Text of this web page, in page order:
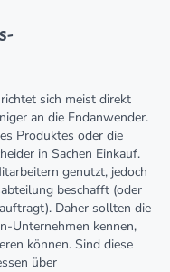
sich meist direkt
an die Endanwender.
Produktes oder die
in Sachen Einkauf.
genutzt, jedoch
beschafft (oder
Daher sollten die
Unternehmen kennen,
können. Sind diese
über